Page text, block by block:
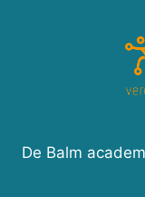
De Balm